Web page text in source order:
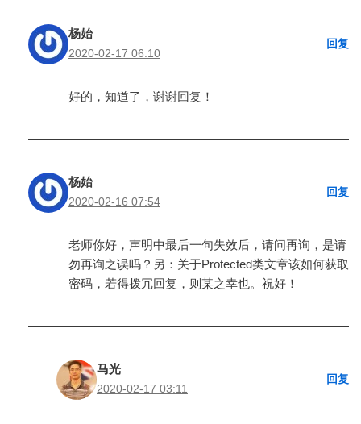
杨始
2020-02-17 06:10
回复
好的，知道了，谢谢回复！
杨始
2020-02-16 07:54
回复
老师你好，声明中最后一句失效后，请问再询，是请
勿再询之误吗？另：关于Protected类文章该如何获取
密码，若得拨冗回复，则某之幸也。祝好！
马光
2020-02-17 03:11
回复